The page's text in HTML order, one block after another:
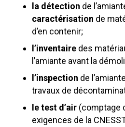
la détection de
caractérisation de
d’en contenir;
l’inventaire des
l’amiante avant la
l’inspection de
travaux de
le test d’air (comptage
exigences de la